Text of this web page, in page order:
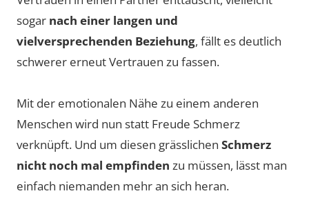
sogar nach einer langen und
vielversprechenden Beziehung, fällt es deutlich
schwerer erneut Vertrauen zu fassen.
Mit der emotionalen Nähe zu einem anderen
Menschen wird nun statt Freude Schmerz
verknüpft. Und um diesen grässlichen Schmerz
nicht noch mal empfinden zu müssen, lässt man
einfach niemanden mehr an sich heran.